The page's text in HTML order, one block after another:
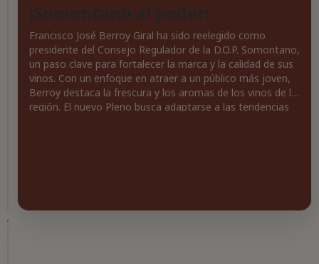
D.O.
¡Brindemos
por
los
Mejores
Vinos
Españoles!
título
¡Somontano al poder!
Francisco José Berroy Giral ha sido reelegido como
presidente del Consejo Regulador de la D.O.P. Somontano,
un paso clave para fortalecer la marca y la calidad de sus
vinos. Con un enfoque en atraer a un público más joven,
Berroy destaca la frescura y los aromas de los vinos de la
región. El nuevo Pleno busca adaptarse a las tendencias